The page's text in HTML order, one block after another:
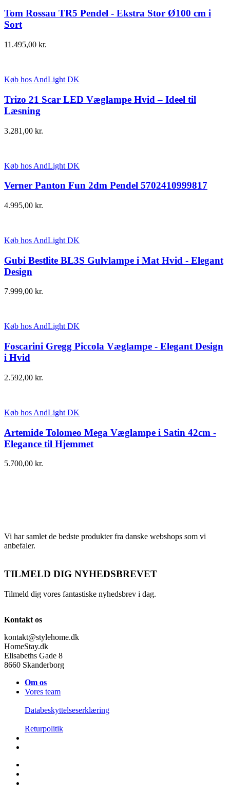
Tom Rossau TR5 Pendel - Ekstra Stor Ø100 cm i
Sort
11.495,00 kr.
Køb hos AndLight DK
Trizo 21 Scar LED Væglampe Hvid – Ideel til
Læsning
3.281,00 kr.
Køb hos AndLight DK
Verner Panton Fun 2dm Pendel 5702410999817
4.995,00 kr.
Køb hos AndLight DK
Gubi Bestlite BL3S Gulvlampe i Mat Hvid - Elegant
Design
7.999,00 kr.
Køb hos AndLight DK
Foscarini Gregg Piccola Væglampe - Elegant Design
i Hvid
2.592,00 kr.
Køb hos AndLight DK
Artemide Tolomeo Mega Væglampe i Satin 42cm -
Elegance til Hjemmet
5.700,00 kr.
Vi har samlet de bedste produkter fra danske webshops som vi
anbefaler.
TILMELD DIG NYHEDSBREVET
Tilmeld dig vores fantastiske nyhedsbrev i dag.
Kontakt os
kontakt@stylehome.dk
HomeStay.dk
Elisabeths Gade 8
8660 Skanderborg
Om os
Vores team
Databeskyttelseserklæring
Returpolitik